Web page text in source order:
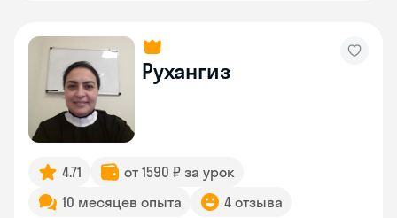
Рухангиз
4.71
от 1590 ₽ за урок
10 месяцев опыта
4 отзыва